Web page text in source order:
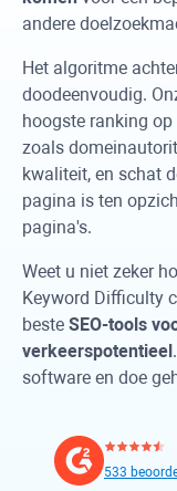
andere
Het algoritme
doodeenvoudig.
hoogste ranking
zoals
kwaliteit, en schat
pagina is ten
pagina's.
Weet u niet zeker
Keyword Difficulty
beste SEO-tools
verkeerspotentieel
software en doe
533